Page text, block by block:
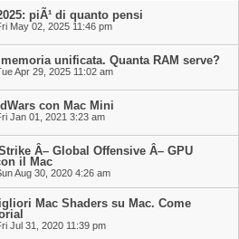
piÃ¹ di quanto pensi
May 02, 2025 11:46 pm
unificata. Quanta RAM serve?
Apr 29, 2025 11:02 am
con Mac Mini
Jan 01, 2021 3:23 am
Â– Global Offensive Â– GPU
il Mac
Aug 30, 2020 4:26 am
Mac Shaders su Mac. Come
Jul 31, 2020 11:39 pm